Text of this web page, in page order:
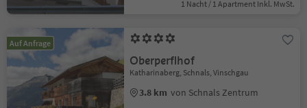
1 Nacht / 1 Apartment Inkl. MwSt.
Auf Anfrage
Oberperflhof
Katharinaberg, Schnals, Vinschgau
3.8 km von Schnals Zentrum